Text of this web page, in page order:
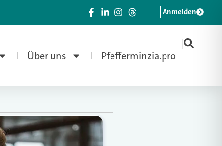
Über uns Pfefferminzia.pro
|
Anmelden